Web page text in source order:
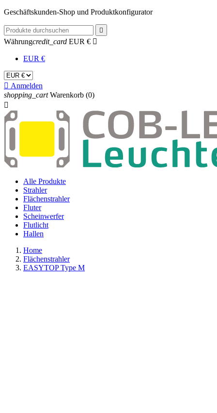
Geschäftskunden-Shop und Produktkonfigurator

Währungcredit_card EUR € 
EUR €
 Anmelden
shopping_cart Warenkorb (0)

Alle Produkte
Strahler
Flächenstrahler
Fluter
Scheinwerfer
Flutlicht
Hallen
Home
Flächenstrahler
EASYTOP Type M